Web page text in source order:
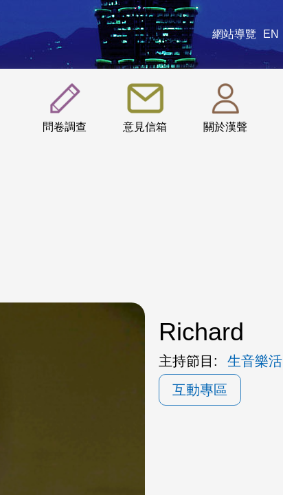
網站導覽 EN
問卷調查 意見信箱 關於漢聲
:::
Richard
主持節目: 生音樂活
互動專區